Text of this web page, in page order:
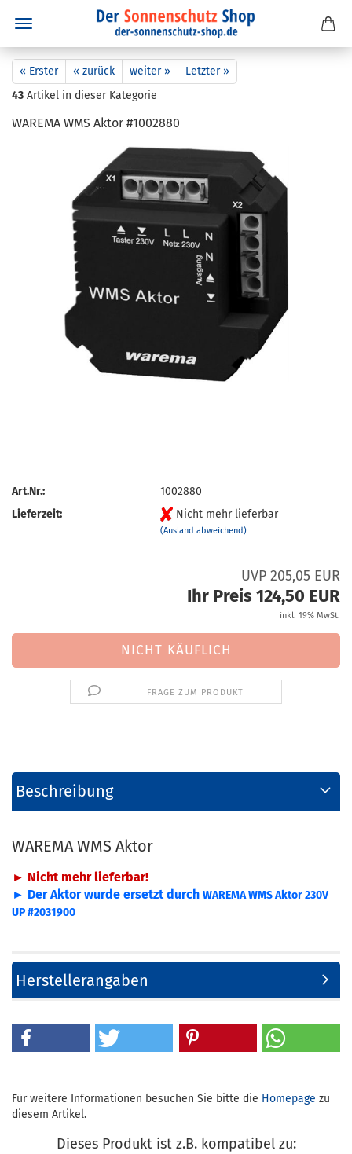
« Erster « zurück weiter »
Letzter »
43 Artikel in dieser Kategorie
WA­RE­MA WMS Aktor #1002880
Art.Nr.:
1002880
Lieferzeit:
Nicht mehr lieferbar
(Ausland abweichend)
UVP 205,05 EUR
Ihr Preis 124,50 EUR
inkl. 19% MwSt.
FRAGE ZUM PRODUKT
Beschreibung
WAREMA WMS Aktor
► Nicht mehr lieferbar!
► Der Aktor wurde ersetzt durch WAREMA WMS Aktor 230V
UP #2031900
Herstellerangaben
Für weitere Informationen besuchen Sie bitte die Homepage zu
diesem Artikel.
Dieses Produkt ist z.B. kompatibel zu: